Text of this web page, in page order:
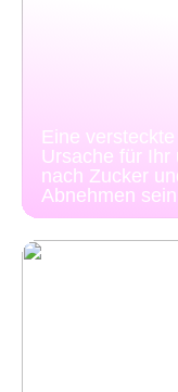
Eine
Ursache für Ihr
nach Zucker
Abnehmen sein